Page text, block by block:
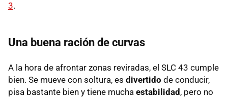
3.
Una buena ración de curvas
A la hora de afrontar zonas reviradas, el SLC 43 cumple
bien. Se mueve con soltura, es divertido de conducir,
pisa bastante bien y tiene mucha estabilidad , pero no